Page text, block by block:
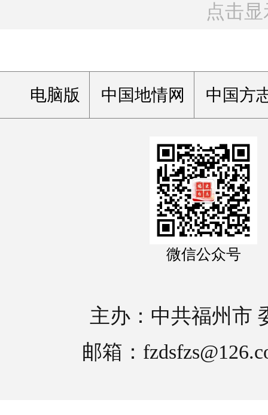
点击
电脑版 中国地情网 中国方
微信公众号
主办：中共福州市
邮箱：